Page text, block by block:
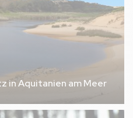
in Aquitanien am Meer